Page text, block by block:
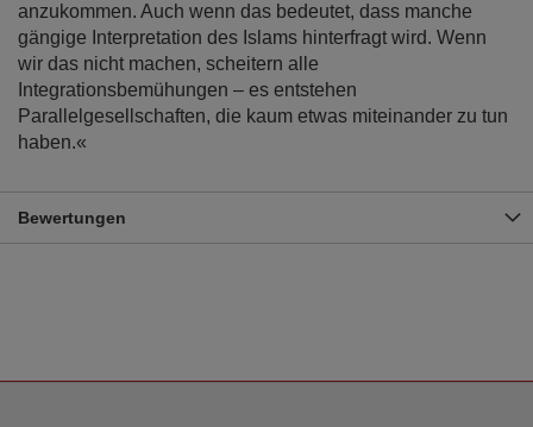
anzukommen. Auch wenn das bedeutet, dass manche
gängige Interpretation des Islams hinterfragt wird. Wenn
wir das nicht machen, scheitern alle
Integrationsbemühungen – es entstehen
Parallelgesellschaften, die kaum etwas miteinander zu tun
haben.«
Bewertungen